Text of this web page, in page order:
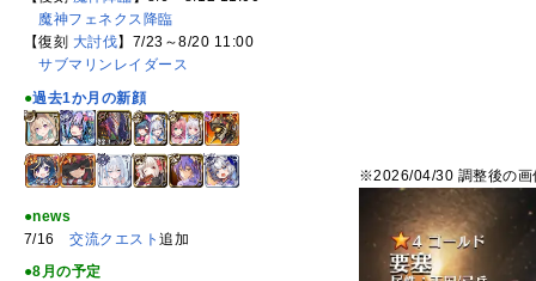
※2026/04/30 調整後の画
魔神フェネクス降臨
【復刻 大討伐】7/23～8/20 11:00
サブマリンレイダース
●過去1か月の新顔
●news
7/16交流クエスト追加
●8月の予定